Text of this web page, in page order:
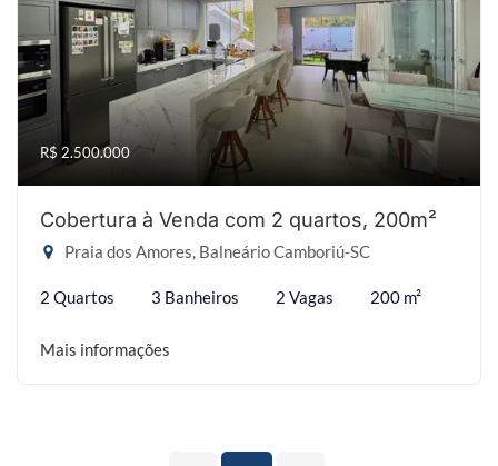
R$ 2.500.000
Cobertura à Venda com 2 quartos, 200m²
Praia dos Amores, Balneário Camboriú-SC
2 Quartos 3 Banheiros 2 Vagas 200 m²
Mais informações